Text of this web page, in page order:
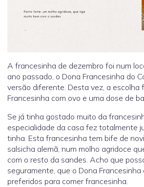
A francesinha de dezembro foi num
ano passado, o Dona Francesinha do
versão diferente. Desta vez, a escolha
Francesinha com ovo e uma dose de
Se já tinha gostado muito da
especialidade da casa fez totalmente
tinha. Esta francesinha tem bife de
salsicha alemã, num molho agridoce
com o resto da sandes. Acho que
seguramente, que o Dona
preferidos para comer francesinha.